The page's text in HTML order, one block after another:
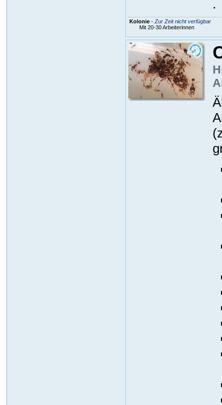
.
Kolonie- Zur Zeit nicht verfügbar
Mit 20-30 Arbeiterinnen